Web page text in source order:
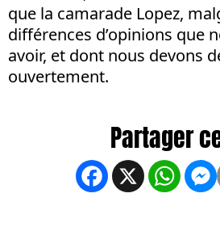
que la camarade Lopez,
différences d’opinions que
avoir, et dont nous devons
ouvertement.
Facebook
X